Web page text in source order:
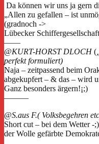
Da können wir uns ja gern
„Allen zu gefallen – ist
(gradnoch ->
Lübecker
——
@KURT-HORST DLOCH(
perfekt formuliert)
Naja – zeitpassend beim
abgekupfert – & das – wird
Ganz besonders ärgern!¡;)
———
@S.aus F.( Volksbegehren
Short cut – bei dem Wetter -
der Wolle gefärbte